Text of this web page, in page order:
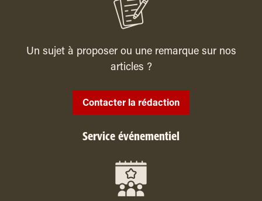
Un sujet à proposer ou une remarque sur nos
articles ?
Contacter la rédaction
Service événementiel